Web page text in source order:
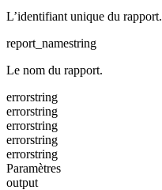
L’identifiant unique du rapport.
report_namestring
Le nom du rapport.
errorstring
errorstring
errorstring
errorstring
errorstring
Paramètres
output